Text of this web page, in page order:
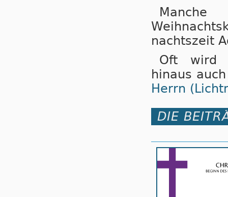
nachts­zeit
Oft wird
hinaus
Herrn
DIE